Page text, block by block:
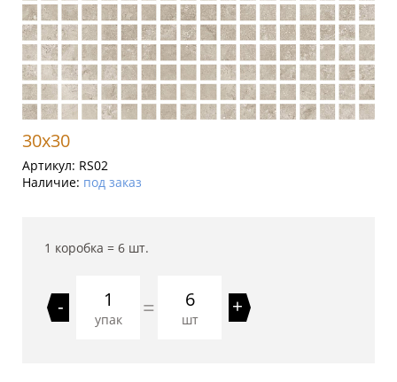
30x30
Артикул: RS02
Наличие: под заказ
1 коробка = 6 шт.
-
упак = 6
шт
+